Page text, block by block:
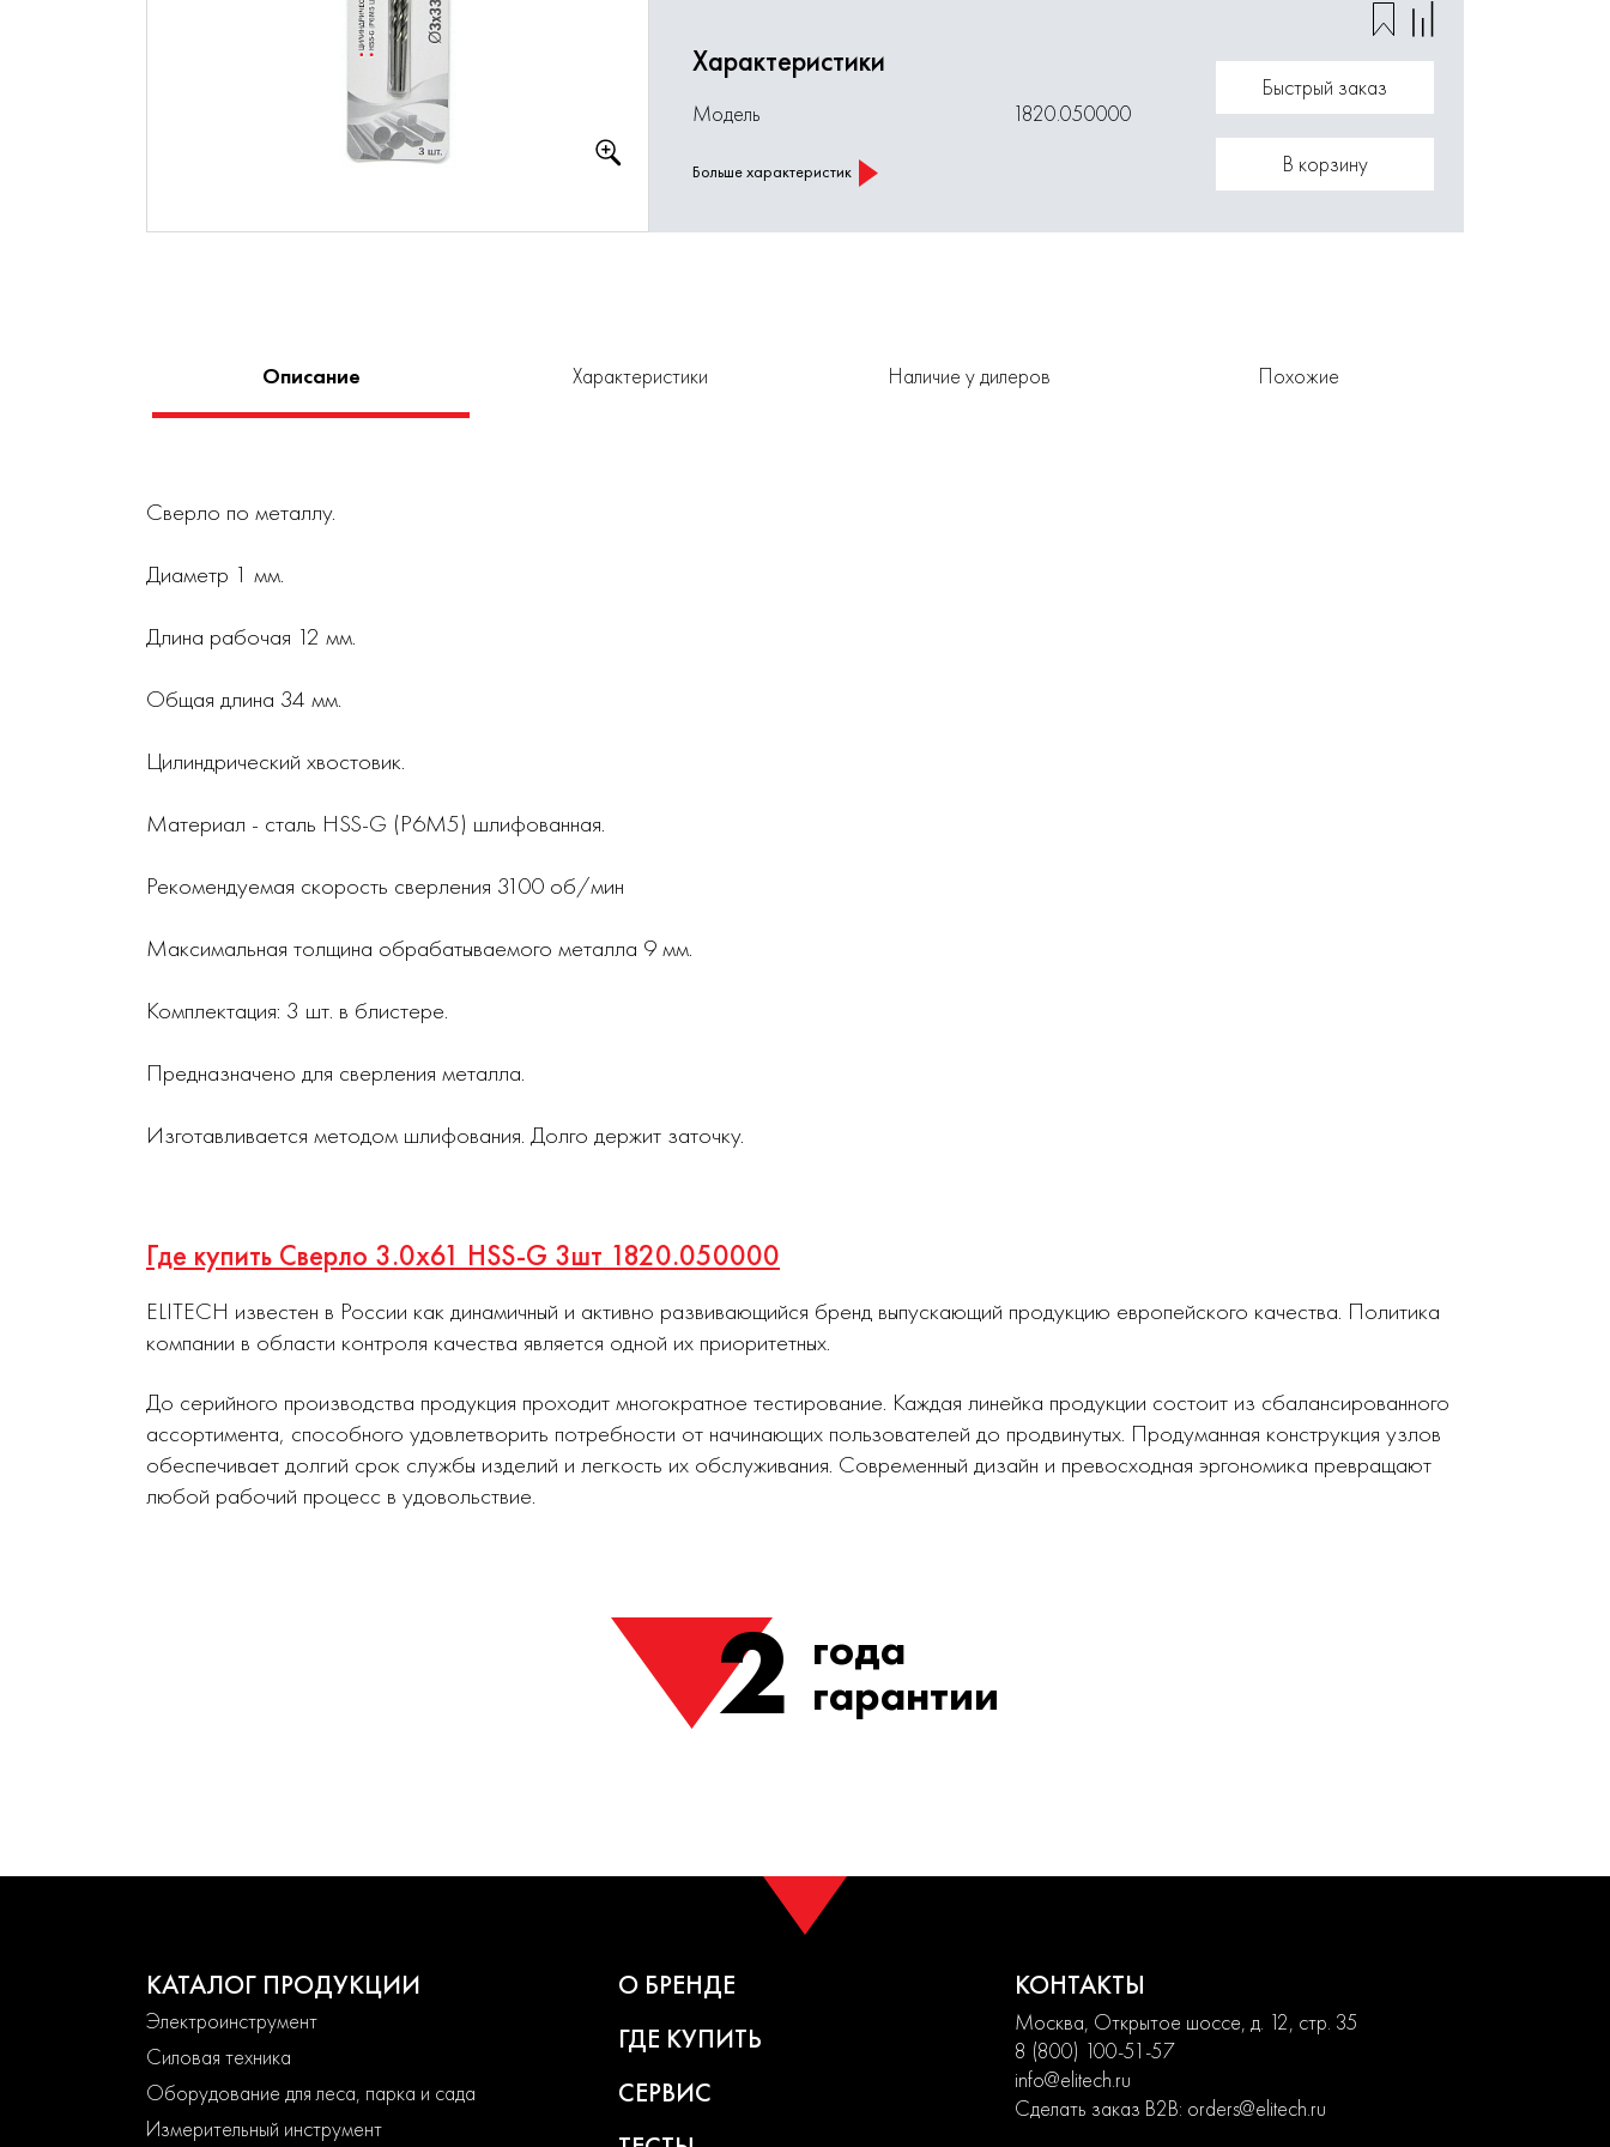
Характеристики
Модель 1820.050000
Больше характеристик
Быстрый заказ
В корзину
Описание Характеристики Наличие у дилеров Похожие
Сверло по металлу.
Диаметр 1 мм.
Длина рабочая 12 мм.
Общая длина 34 мм.
Цилиндрический хвостовик.
Материал - сталь HSS-G (Р6М5) шлифованная.
Рекомендуемая скорость сверления 3100 об/мин
Максимальная толщина обрабатываемого металла 9 мм.
Комплектация: 3 шт. в блистере.
Предназначено для сверления металла.
Изготавливается методом шлифования. Долго держит заточку.
Где купить Сверло 3.0х61 HSS-G 3шт 1820.050000
ELITECH известен в России как динамичный и активно развивающийся бренд выпускающий продукцию европейского качества. Политика
компании в области контроля качества является одной их приоритетных.
До серийного производства продукция проходит многократное тестирование. Каждая линейка продукции состоит из сбалансированного
ассортимента, способного удовлетворить потребности от начинающих пользователей до продвинутых. Продуманная конструкция узлов
обеспечивает долгий срок службы изделий и легкость их обслуживания. Современный дизайн и превосходная эргономика превращают
любой рабочий процесс в удовольствие.
2 года
гарантии
КАТАЛОГ ПРОДУКЦИИ
Электроинструмент
Силовая техника
Оборудование для леса, парка и сада
Измерительный инструмент
О БРЕНДЕ
ГДЕ КУПИТЬ
СЕРВИС
КОНТАКТЫ
Москва, Открытое шоссе, д. 12, стр. 35
8 (800) 100-51-57
info@elitech.ru
Сделать заказ B2B: orders@elitech.ru